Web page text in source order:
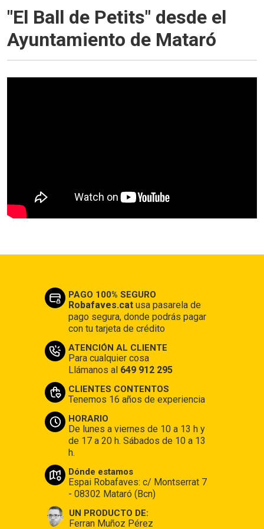
"El Ball de Petits" desde el
Ayuntamiento de Mataró
PAGO 100% SEGURO
Robafaves.catusa pasarela de
pago segura, donde podrás pagar
con tu tarjeta de crédito
ATENCIÓN AL CLIENTE
Para cualquier cosa
Llámanos al 649 912 295
CLIENTES CONTENTOS
Tenemos 16 años de experiencia
HORARIO
De lunes a viernes de 10 a 13 h y
de 17 a 20 h. Sábados de 10 a 13
h.
Dónde estamos
Espai Robafaves: c/ Montserrat 7
- 08302 Mataró (Bcn)
UN PRODUCTO DE:
Ferran Muñoz Pérez